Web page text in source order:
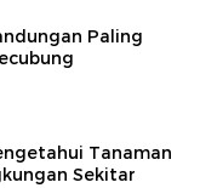
Paling
Tanaman
Sekitar